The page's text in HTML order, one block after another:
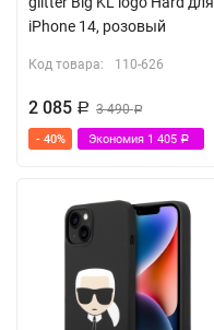
iPhone 14, розовый
Код товара: 110-626
2 085 Р 3 490Р
- 40% Экономия 1 405 Р